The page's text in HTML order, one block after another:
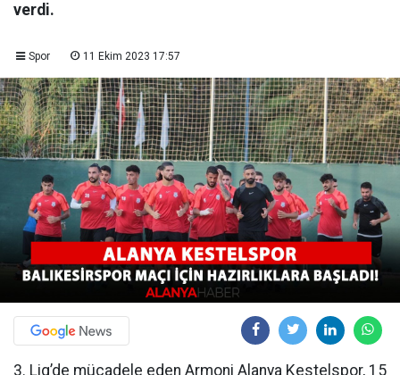
verdi.
Spor 11 Ekim 2023 17:57
3. Lig’de mücadele eden Armoni Alanya Kestelspor, 15